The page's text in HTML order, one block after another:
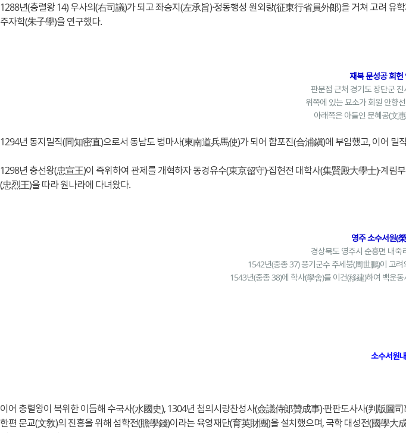
1288년(충렬왕 14) 우사의(右司議)가 되고 좌승지(左承旨)·정동행성 원외랑(征東行省員外郞)을 거쳐 고려
주자학(朱子學)을 연구했다.
재북 문성공 회헌
판문점 근처 경기도 장단군
위쪽에 있는 묘소가 회원 안향
아래쪽은 아들인 문혜공(文
1294년 동지밀직(同知密直)으로서 동남도 병마사(東南道兵馬使)가 되어 합포진(合浦鎭)에 부임했고, 이어
1298년 충선왕(忠宣王)이 즉위하여 관제를 개혁하자 동경유수(東京留守)·집현전 대학사(集賢殿大學士)·계
(忠烈王)을 따라 원나라에 다녀왔다.
영주 소수서원(
경상북도 영주시 순흥면 내죽
1542년(중종 37) 풍기군수 주세붕(周世鵬)이 고
1543년(중종 38)에 학사(學舍)를 이건(移建)하여 백운
소수서원
이어 충렬왕이 복위한 이듬해 수국사(水國史), 1304년 첨의시랑찬성사(僉議侍郞贊成事)·판판도사사(判版圖
한편 문교(文敎)의 진흥을 위해 섬학전(贍學錢)이라는 육영재단(育英財團)을 설치했으며, 국학 대성전(國學大